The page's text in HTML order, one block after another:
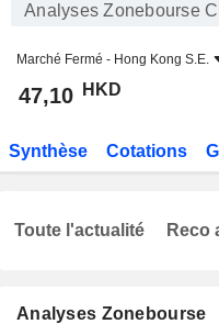
Analyses Zonebourse
Marché Fermé - Hong Kong S.E.
47,10 HKD
Synthèse Cotations
Analyses Zonebourse
Toute l'actualité Reco